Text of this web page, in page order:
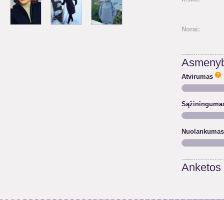
Norai:
Atvirumas
Nuolankumas
Anketos